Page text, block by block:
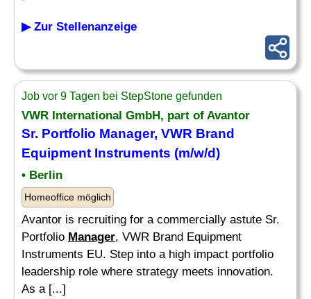
▶ Zur Stellenanzeige
Job vor 9 Tagen bei StepStone gefunden
VWR International GmbH, part of Avantor
Sr. Portfolio Manager, VWR Brand
Equipment Instruments (m/w/d)
• Berlin
Homeoffice möglich
Avantor is recruiting for a commercially astute Sr.
Portfolio Manager, VWR Brand Equipment
Instruments EU. Step into a high impact portfolio
leadership role where strategy meets innovation.
As a [...]